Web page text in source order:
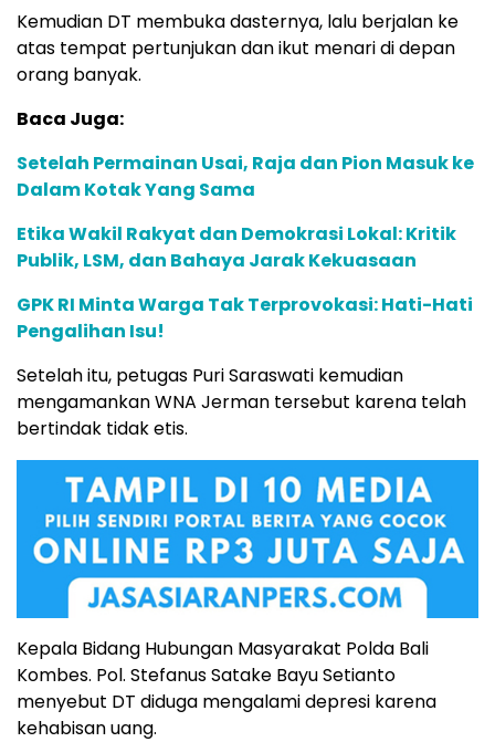
Kemudian DT membuka dasternya, lalu berjalan ke
atas tempat pertunjukan dan ikut menari di depan
orang banyak.
Baca Juga:
Setelah Permainan Usai, Raja dan Pion Masuk ke
Dalam Kotak Yang Sama
Etika Wakil Rakyat dan Demokrasi Lokal: Kritik
Publik, LSM, dan Bahaya Jarak Kekuasaan
GPK RI Minta Warga Tak Terprovokasi: Hati-Hati
Pengalihan Isu!
Setelah itu, petugas Puri Saraswati kemudian
mengamankan WNA Jerman tersebut karena telah
bertindak tidak etis.
Kepala Bidang Hubungan Masyarakat Polda Bali
Kombes. Pol. Stefanus Satake Bayu Setianto
menyebut DT diduga mengalami depresi karena
kehabisan uang.